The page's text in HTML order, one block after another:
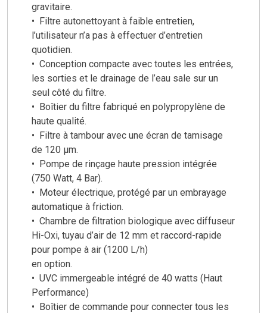
gravitaire.
• Filtre autonettoyant à faible entretien,
l’utilisateur n’a pas à effectuer d’entretien
quotidien.
• Conception compacte avec toutes les entrées,
les sorties et le drainage de l’eau sale sur un
seul côté du filtre.
• Boîtier du filtre fabriqué en polypropylène de
haute qualité.
• Filtre à tambour avec une écran de tamisage
de 120 μm.
• Pompe de rinçage haute pression intégrée
(750 Watt, 4 Bar).
• Moteur électrique, protégé par un embrayage
automatique à friction.
• Chambre de filtration biologique avec diffuseur
Hi-Oxi, tuyau d’air de 12 mm et raccord-rapide
pour pompe à air (1200 L/h)
en option.
• UVC immergeable intégré de 40 watts (Haut
Performance)
• Boîtier de commande pour connecter tous les